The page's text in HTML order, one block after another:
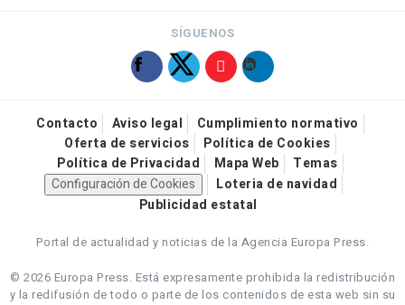
SÍGUENOS
Contacto Aviso legal
Cumplimiento normativo
Oferta de servicios
Política de Cookies
Política de Privacidad
Mapa Web
Temas
Configuración de Cookies
Loteria de navidad
Publicidad estatal
Portal de actualidad y noticias de la Agencia Europa Press.
© 2026 Europa Press. Está expresamente prohibida la redistribución
y la redifusión de todo o parte de los contenidos de esta web sin su